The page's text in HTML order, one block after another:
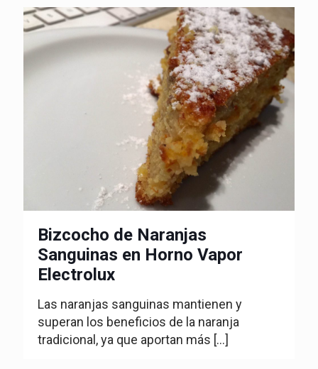
Bizcocho de Naranjas
Sanguinas en Horno Vapor
Electrolux
Las naranjas sanguinas mantienen y
superan los beneficios de la naranja
tradicional, ya que aportan más […]